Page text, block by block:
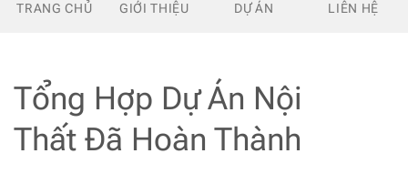
TRANG CHỦ GIỚI THIỆU DỰ ÁN LIÊN HỆ
Tổng Hợp Dự Án Nội
Thất Đã Hoàn Thành